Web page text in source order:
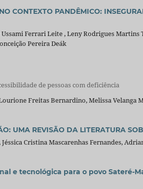
CONTEXTO PANDÊMICO:
Ferrari Leite , Leny Rodrigues
Pereira Deák
de pessoas com deficiência
Freitas Bernardino, Melissa Velanga
UMA REVISÃO DA LITERATURA
Cristina Mascarenhas Fernandes,
e tecnológica para o povo Sateré-